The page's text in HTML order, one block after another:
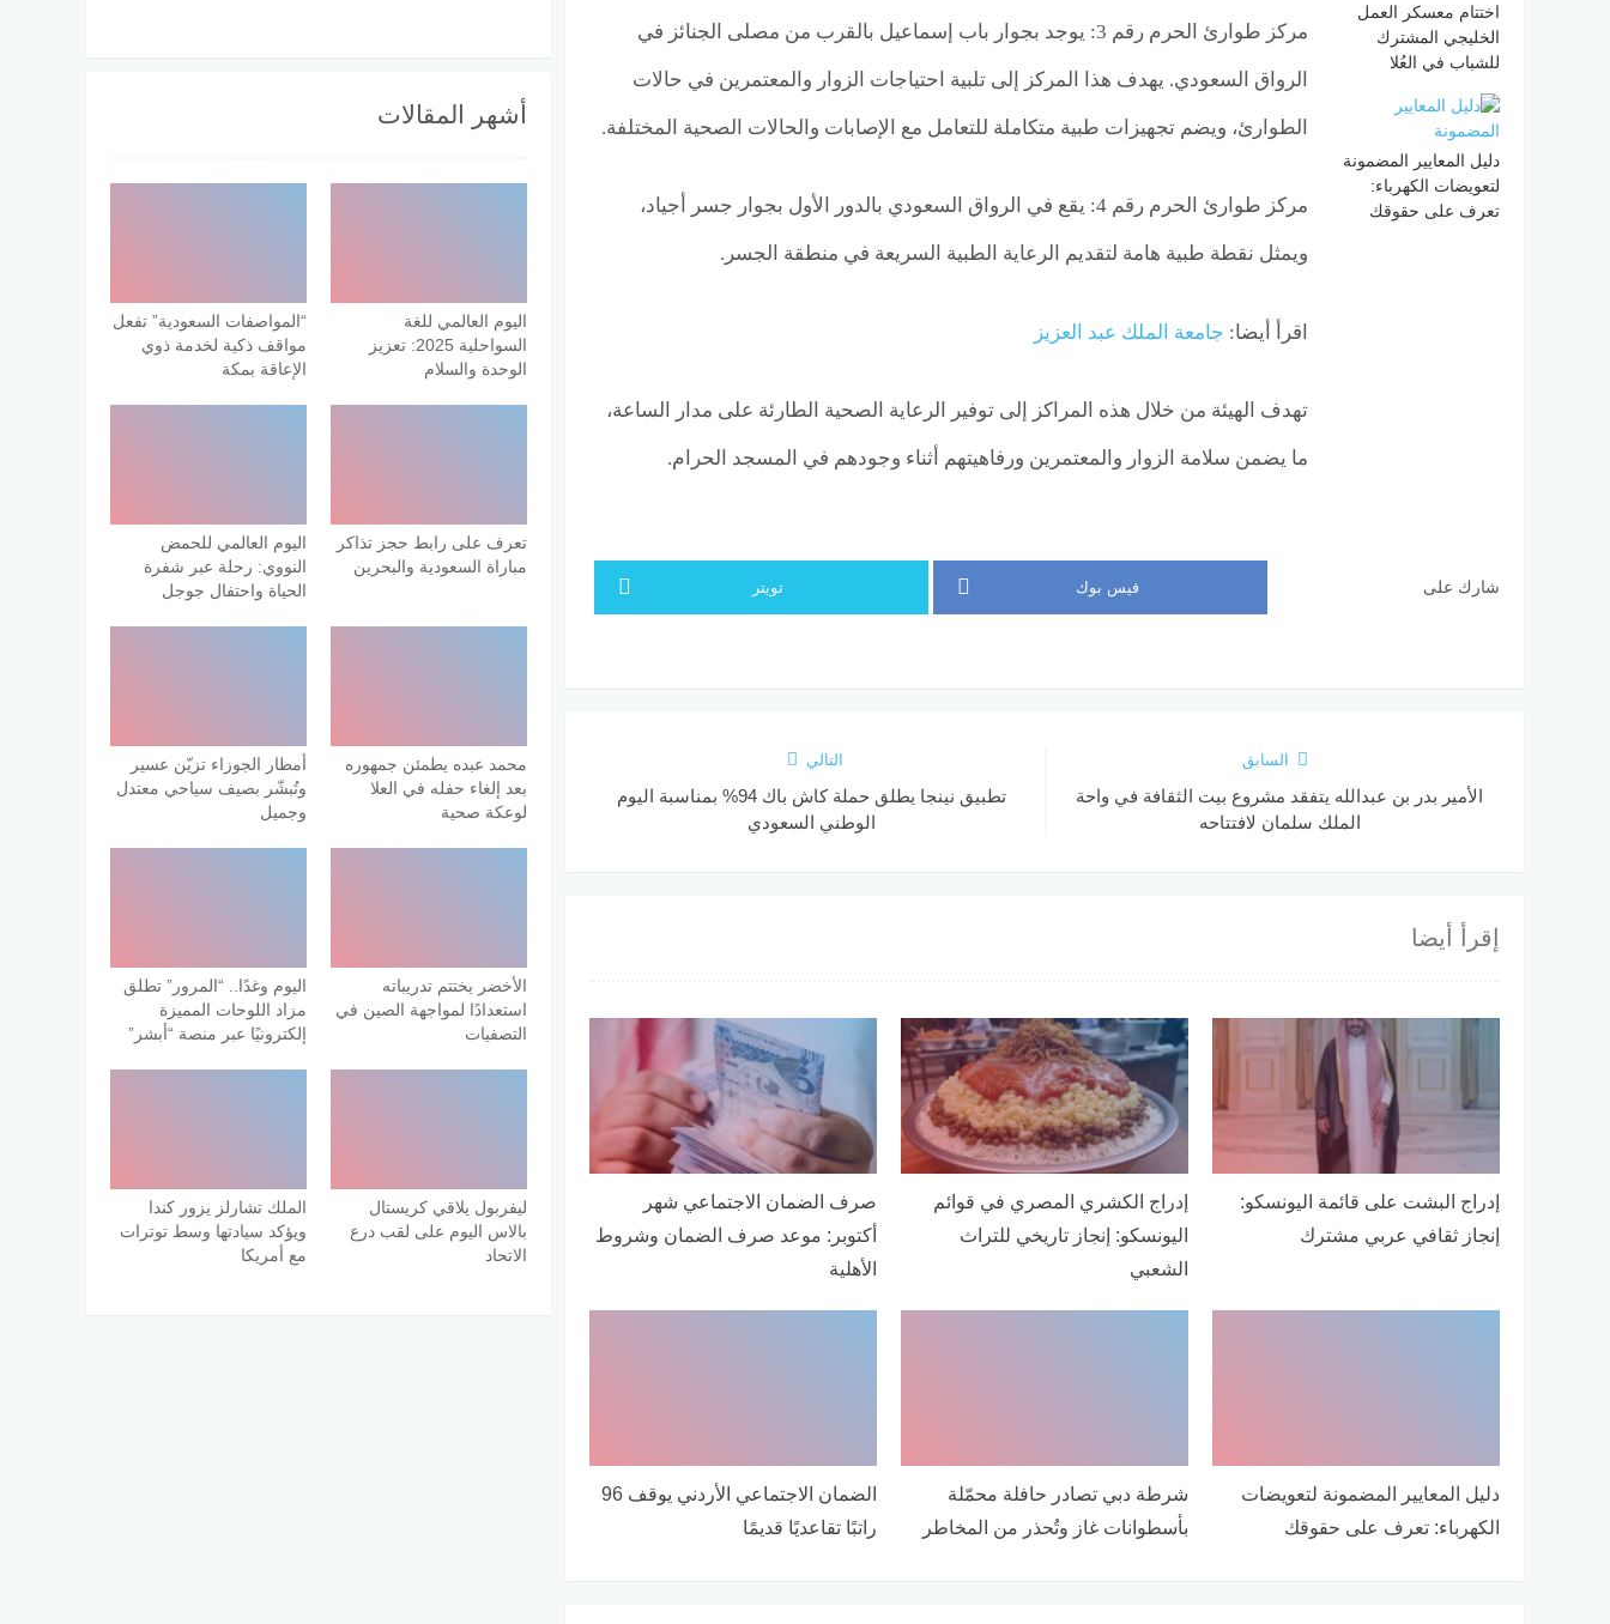
اختتام معسكر العمل
الخليجي المشترك
للشباب في العُلا
دليل المعايير المضمونة
لتعويضات الكهرباء:
تعرف على حقوقك
مركز طوارئ الحرم رقم 3: يوجد بجوار باب إسماعيل بالقرب من مصلى الجنائز في
الرواق السعودي. يهدف هذا المركز إلى تلبية احتياجات الزوار والمعتمرين في حالات
الطوارئ، ويضم تجهيزات طبية متكاملة للتعامل مع الإصابات والحالات الصحية المختلفة.
مركز طوارئ الحرم رقم 4: يقع في الرواق السعودي بالدور الأول بجوار جسر أجياد،
ويمثل نقطة طبية هامة لتقديم الرعاية الطبية السريعة في منطقة الجسر.
اقرأ أيضا: جامعة الملك عبد العزيز
تهدف الهيئة من خلال هذه المراكز إلى توفير الرعاية الصحية الطارئة على مدار الساعة،
ما يضمن سلامة الزوار والمعتمرين ورفاهيتهم أثناء وجودهم في المسجد الحرام.
شارك على فيس بوك تويتر
السابق
الأمير بدر بن عبدالله يتفقد مشروع بيت الثقافة في واحة
الملك سلمان لافتتاحه
التالي
تطبيق نينجا يطلق حملة كاش باك 94% بمناسبة اليوم
الوطني السعودي
إقرأ أيضا
إدراج البشت على قائمة اليونسكو:
إنجاز ثقافي عربي مشترك
إدراج الكشري المصري في قوائم
اليونسكو: إنجاز تاريخي للتراث
الشعبي
صرف الضمان الاجتماعي شهر
أكتوبر: موعد صرف الضمان وشروط
الأهلية
دليل المعايير المضمونة لتعويضات
الكهرباء: تعرف على حقوقك
شرطة دبي تصادر حافلة محمّلة
بأسطوانات غاز وتُحذر من المخاطر
الضمان الاجتماعي الأردني يوقف 96
راتبًا تقاعديًا قديمًا
أشهر المقالات
اليوم العالمي للغة
السواحلية 2025: تعزيز
الوحدة والسلام
“المواصفات السعودية” تفعل
مواقف ذكية لخدمة ذوي
الإعاقة بمكة
تعرف على رابط حجز تذاكر
مباراة السعودية والبحرين
اليوم العالمي للحمض
النووي: رحلة عبر شفرة
الحياة واحتفال جوجل
محمد عبده يطمئن جمهوره
بعد إلغاء حفله في العلا
لوعكة صحية
أمطار الجوزاء تزيّن عسير
وتُبشّر بصيف سياحي معتدل
وجميل
الأخضر يختتم تدريباته
استعدادًا لمواجهة الصين في
التصفيات
اليوم وغدًا.. “المرور” تطلق
مزاد اللوحات المميزة
إلكترونيًا عبر منصة “أبشر”
ليفربول يلاقي كريستال
بالاس اليوم على لقب درع
الاتحاد
الملك تشارلز يزور كندا
ويؤكد سيادتها وسط توترات
مع أمريكا